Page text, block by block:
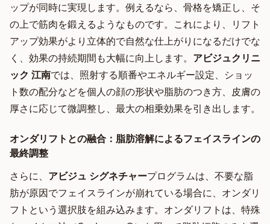
ップが同時に実現します。例えるなら、骨格を矯正し、そ
の上で筋肉を鍛えるようなものです。これにより、リフト
アップ効果がより立体的で自然な仕上がりになるだけでな
く、効果の持続期間も大幅に向上します。 アビジュクリニ
ック 江南では、照射する順番やエネルギー設定、ショッ
ト数の配分などを個人の顔の形状や脂肪のつき方、皮膚の
厚さに応じて微調整し、最大の相乗効果を引き出します。
オンダリフトとの融合：脂肪溶解によるフェイスラインの
最終調整
さらに、 アビジュ シグネチャープログラムは、不要な脂
肪が原因でフェイスラインが崩れている場合に、オンダリ
フトという選択肢を組み込みます。オンダリフトは、特殊